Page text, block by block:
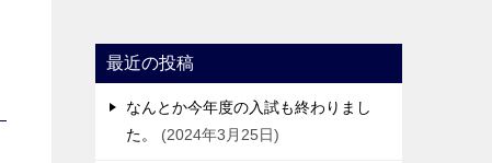
最近の投稿
なんとか今年度の入試も終わりまし
た。
2024年3月25日